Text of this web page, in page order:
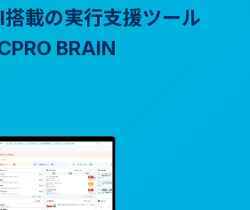
載の実行支援ツール
BRAIN